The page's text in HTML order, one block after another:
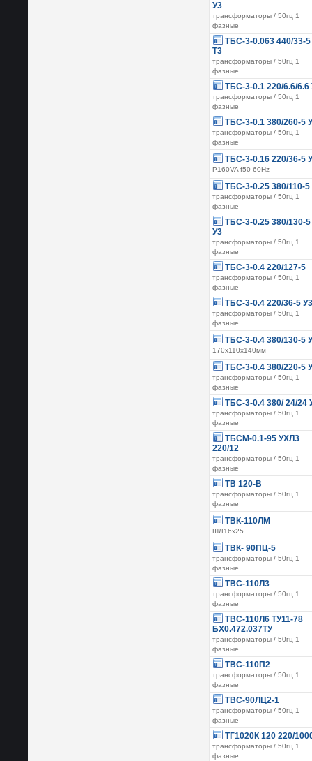
У3
трансформаторы / 50гц 1
фазные
ТБС-3-0.063 440/33-5
Т3
трансформаторы / 50гц 1
фазные
ТБС-3-0.1 220/6.6/6.6
трансформаторы / 50гц 1
фазные
ТБС-3-0.1 380/260-5
трансформаторы / 50гц 1
фазные
ТБС-3-0.16 220/36-5
P160VA f50-60Hz
ТБС-3-0.25 380/110-5
трансформаторы / 50гц 1
фазные
ТБС-3-0.25 380/130-5
У3
трансформаторы / 50гц 1
фазные
ТБС-3-0.4 220/127-5
трансформаторы / 50гц 1
фазные
ТБС-3-0.4 220/36-5 У3
трансформаторы / 50гц 1
фазные
ТБС-3-0.4 380/130-5
170х110х140мм
ТБС-3-0.4 380/220-5
трансформаторы / 50гц 1
фазные
ТБС-3-0.4 380/ 24/24
трансформаторы / 50гц 1
фазные
ТБСМ-0.1-95 УХЛ3
220/12
трансформаторы / 50гц 1
фазные
ТВ 120-В
трансформаторы / 50гц 1
фазные
ТВК-110ЛМ
ШЛ16х25
ТВК- 90ПЦ-5
трансформаторы / 50гц 1
фазные
ТВС-110Л3
трансформаторы / 50гц 1
фазные
ТВС-110Л6 ТУ11-78
БХ0.472.037ТУ
трансформаторы / 50гц 1
фазные
ТВС-110П2
трансформаторы / 50гц 1
фазные
ТВС-90ЛЦ2-1
трансформаторы / 50гц 1
фазные
ТГ1020К 120 220/
трансформаторы / 50гц 1
фазные